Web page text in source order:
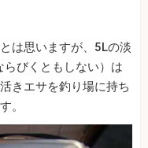
は思いますが、5Lの淡
びくともしない）は
きエサを釣り場に持ち
。